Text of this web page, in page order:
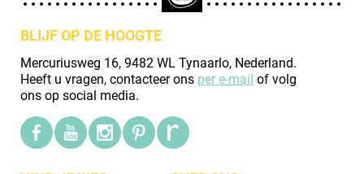
BLIJF OP DE HOOGTE
Mercuriusweg 16, 9482 WL Tynaarlo, Nederland.
Heeft u vragen, contacteer ons per e-mail of volg
ons op social media.